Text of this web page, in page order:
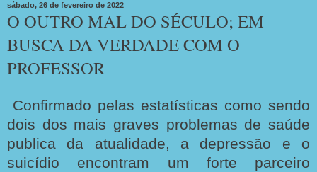
sábado, 26 de fevereiro de 2022
O OUTRO MAL DO SÉCULO; EM
BUSCA DA VERDADE COM O
PROFESSOR
Confirmado pelas estatísticas como sendo
dois dos mais graves problemas de saúde
publica da atualidade, a depressão e o
suicídio encontram um forte parceiro